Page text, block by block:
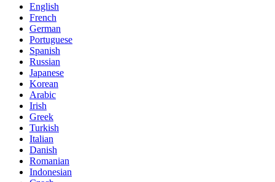
English
French
German
Portuguese
Spanish
Russian
Japanese
Korean
Arabic
Irish
Greek
Turkish
Italian
Danish
Romanian
Indonesian